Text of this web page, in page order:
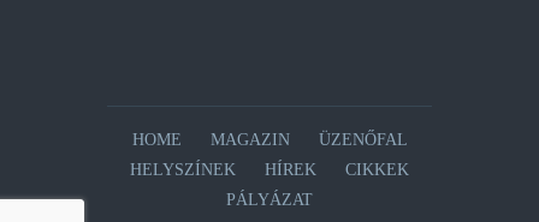
HOME MAGAZIN
ÜZENŐFAL
HELYSZÍNEK
HÍREK
CIKKEK
PÁLYÁZAT